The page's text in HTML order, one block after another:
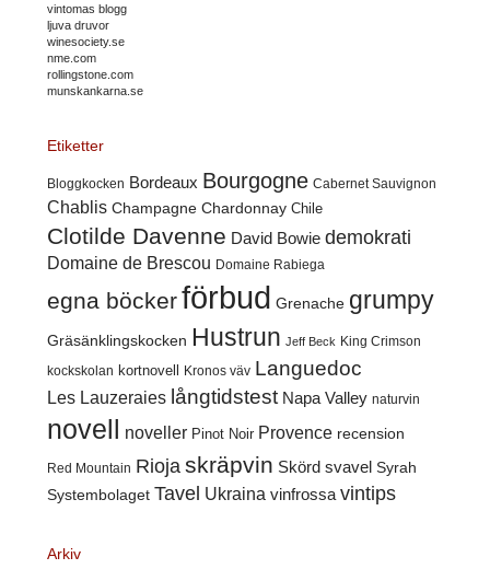
vintomas blogg
ljuva druvor
winesociety.se
nme.com
rollingstone.com
munskankarna.se
Etiketter
Bloggkocken Bordeaux Bourgogne Cabernet Sauvignon
Chablis Champagne Chardonnay Chile
Clotilde Davenne David Bowie demokrati
Domaine de Brescou Domaine Rabiega
egna böckerförbud Grenache grumpy
Gräsänklingskocken Hustrun Jeff Beck King Crimson
kockskolan kortnovell Kronos väv Languedoc
Les Lauzeraies långtidstest Napa Valley naturvin
novell noveller Pinot Noir Provence recension
Red Mountain Rioja skräpvin Skörd svavel Syrah
Systembolaget Tavel Ukraina vinfrossa vintips
Arkiv